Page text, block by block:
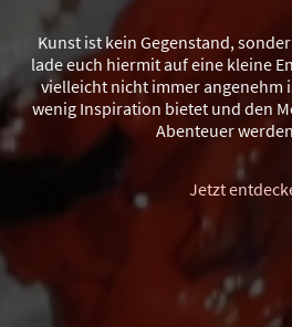
Kunst ist kein Gegenstand,
lade euch hiermit auf eine kleine
vielleicht nicht immer angenehm
wenig Inspiration bietet und den
Abenteuer
Jetzt